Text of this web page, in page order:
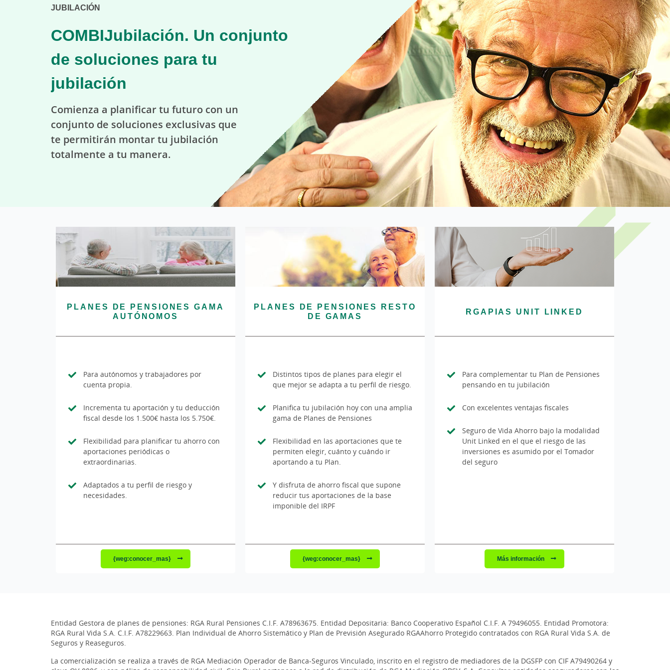
JUBILACIÓN
COMBIJubilación. Un conjunto
de soluciones para tu
jubilación
Comienza a planificar tu futuro con un
conjunto de soluciones exclusivas que
te permitirán montar tu jubilación
totalmente a tu manera.
PLANES DE PENSIONES GAMA
AUTÓNOMOS
Para autónomos y trabajadores por
cuenta propia.
Incrementa tu aportación y tu deducción
fiscal desde los 1.500€ hasta los 5.750€.
Flexibilidad para planificar tu ahorro con
aportaciones periódicas o
extraordinarias.
Adaptados a tu perfil de riesgo y
necesidades.
{weg:conocer_mas}
PLANES DE PENSIONES RESTO
DE GAMAS
Distintos tipos de planes para elegir el
que mejor se adapta a tu perfil de riesgo.
Planifica tu jubilación hoy con una amplia
gama de Planes de Pensiones
Flexibilidad en las aportaciones que te
permiten elegir, cuánto y cuándo ir
aportando a tu Plan.
Y disfruta de ahorro fiscal que supone
reducir tus aportaciones de la base
imponible del IRPF
{weg:conocer_mas}
RGAPIAS UNIT LINKED
Para complementar tu Plan de Pensiones
pensando en tu jubilación
Con excelentes ventajas fiscales
Seguro de Vida Ahorro bajo la modalidad
Unit Linked en el que el riesgo de las
inversiones es asumido por el Tomador
del seguro
Más información
Entidad Gestora de planes de pensiones: RGA Rural Pensiones C.I.F. A78963675. Entidad Depositaria: Banco Cooperativo Español C.I.F. A 79496055. Entidad Promotora:
RGA Rural Vida S.A. C.I.F. A78229663. Plan Individual de Ahorro Sistemático y Plan de Previsión Asegurado RGAAhorro Protegido contratados con RGA Rural Vida S.A. de
Seguros y Reaseguros.
La comercialización se realiza a través de RGA Mediación Operador de Banca-Seguros Vinculado, inscrito en el registro de mediadores de la DGSFP con CIF A79490264 y